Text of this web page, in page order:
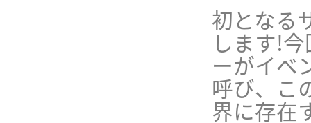
初となる
します!
ーがイベ
呼び、こ
界に存在